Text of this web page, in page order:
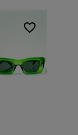
favorite_border